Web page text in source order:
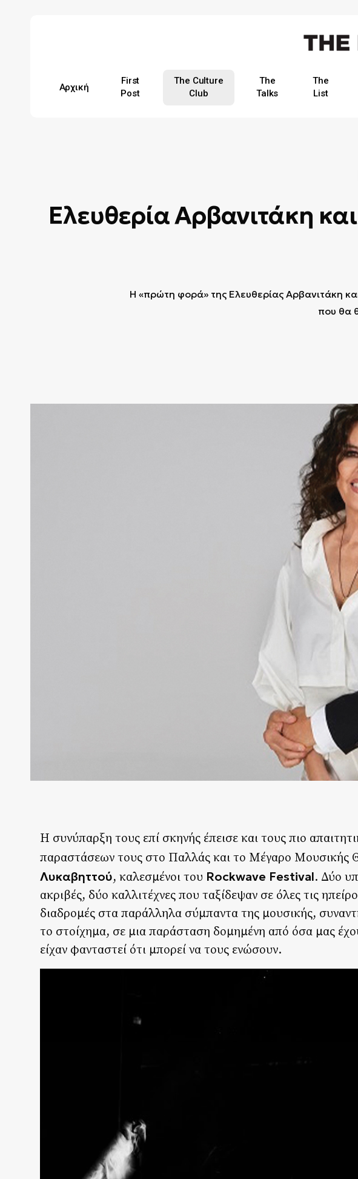
Αρχική
First
Post
The Culture
Club
The
Talks
The
List
Ελευθερία Αρβανιτάκη
Η «πρώτη φορά» της Ελευθερίας Αρβανιτάκη
που θα
Η συνύπαρξη τους επί σκηνής έπεισε και τους πιο
παραστάσεων τους στο Παλλάς και το Μέγαρο Μουσικής
Λυκαβηττού, καλεσμένοι του Rockwave Festival. Δύο
ακριβές, δύο καλλιτέχνες που ταξίδεψαν σε όλες τις
διαδρομές στα παράλληλα σύμπαντα της μουσικής,
το στοίχημα, σε μια παράσταση δομημένη από όσα μας
είχαν φανταστεί ότι μπορεί να τους ενώσουν.